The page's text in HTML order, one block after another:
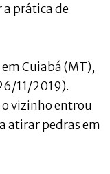
a prática de
Cuiabá (MT),
11/2019).
vizinho entrou
atirar pedras em